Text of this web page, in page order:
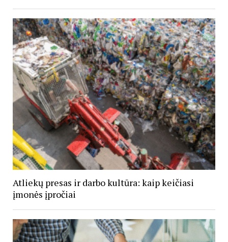
Atliekų presas ir darbo kultūra: kaip keičiasi
įmonės įpročiai